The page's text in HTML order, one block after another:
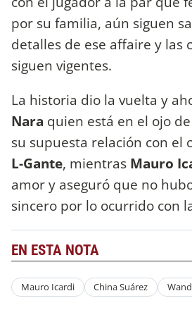
por su familia, aún siguen
detalles de ese affaire y las
siguen vigentes.
La historia dio la vuelta y
Nara quien está en el ojo
su supuesta relación con el
L-Gante, mientras Mauro
amor y aseguró que no
sincero por lo ocurrido con
EN ESTA NOTA
Mauro Icardi China Suárez